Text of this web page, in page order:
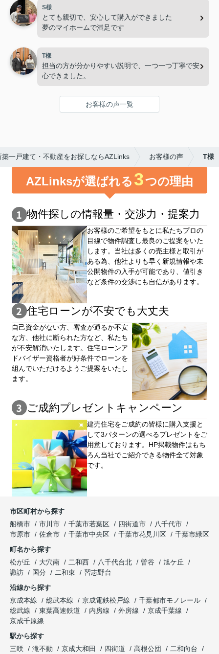
S様
とても親切で、安心して購入ができました
夢のマイホームで満足です
T様
担当の方が分かりやすい説明で、一つ一つ丁寧で安
心できました。
お客様の声一覧
一戸建て・不動産をお探しならAZLinks お客様の声 T様
AZLinksが選ばれる 3つの理由
物件探しの情報量・交渉⼒・提案⼒
お客様のご希望をもとに私たちプロの
目線で物件調査し最良のご提案をいた
します。当社は多くの売主様と取引が
ある為、他社よりも早く新規情報や未
公開物件の⼊手が可能であり、値引き
など条件の交渉にも自信があります。
住宅ローンが不安でも大丈夫
自⼰資⾦がない⽅、審査が通るか不安
な⽅、他社に断られた⽅など、私たち
が不安解消いたします。住宅ローンア
ドバイザー資格者が好条件でローンを
組んでいただけるようご提案をいたし
ます。
ご成約プレゼントキャンペーン
建売住宅をご成約の皆様に購⼊⽀援と
して3パターンの選べるプレゼントをご
用意しております。HP掲載物件はもち
ろん当社でご紹介できる物件全て対象
です。
市区町村から探す
船橋市
市川市 千葉市若葉区 四街道市
八千代市
市原市
佐倉市 千葉市中央区 千葉市花見川区
千葉市緑区
町名から探す
松が丘
大穴南 二和西 八千代台北 曽谷
旭ケ丘
諏訪
国分 二和東
習志野台
沿線から探す
京成本線
総武本線 京成電鉄松戸線
千葉都市モノレール
総武線
東葉高速鉄道 内房線 外房線
京成千葉線
京成千原線
駅から探す
三咲
滝不動 京成大和田 四街道 高根公団
二和向台